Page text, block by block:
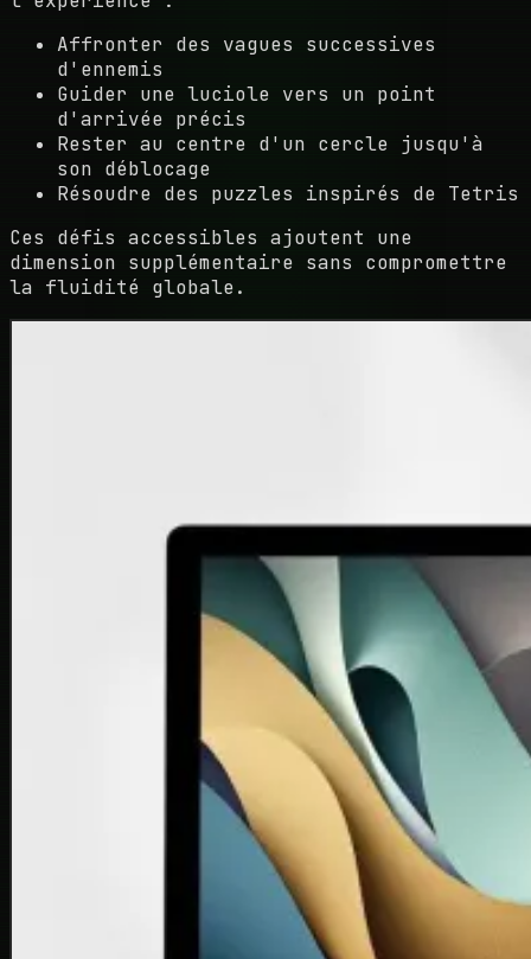
Affronter des vagues successives
d'ennemis
Guider une luciole vers un point
d'arrivée précis
Rester au centre d'un cercle jusqu'à
son déblocage
Résoudre des puzzles inspirés de Tetris
Ces défis accessibles ajoutent une
dimension supplémentaire sans compromettre
la fluidité globale.